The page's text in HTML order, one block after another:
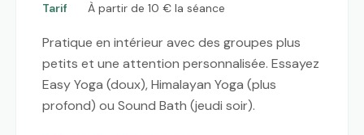
Tarif
À partir de 10 € la séance
Pratique en intérieur avec des groupes plus
petits et une attention personnalisée. Essayez
Easy Yoga (doux), Himalayan Yoga (plus
profond) ou Sound Bath (jeudi soir).